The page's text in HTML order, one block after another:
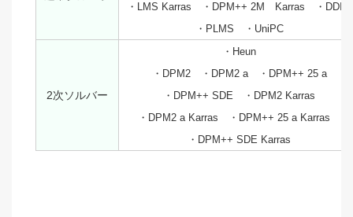
・LMS Karras ・DPM++ 2M Karras ・DDIM
・PLMS ・UniPC
2次ソルバー
・Heun
・DPM2 ・DPM2 a ・DPM++ 25 a
・DPM++ SDE ・DPM2 Karras
・DPM2 a Karras ・DPM++ 25 a Karras
・DPM++ SDE Karras